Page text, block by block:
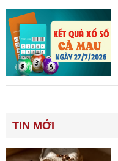
TIN MỚI